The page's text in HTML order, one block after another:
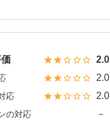
2.0
2.0
応 2.0
の対応 －